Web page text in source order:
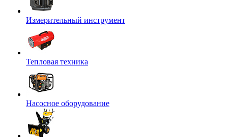
Измерительный инструмент
Тепловая техника
Насосное оборудование